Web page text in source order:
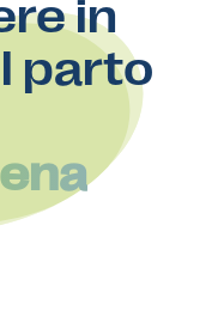
in
parto